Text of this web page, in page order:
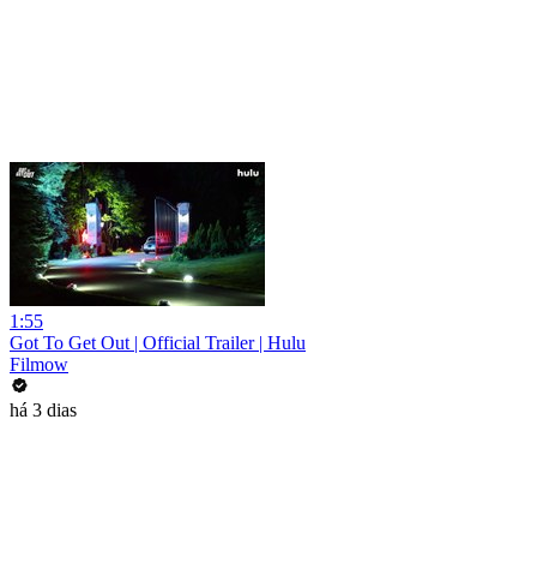
1:55
Got To Get Out | Official Trailer | Hulu
Filmow
há 3 dias